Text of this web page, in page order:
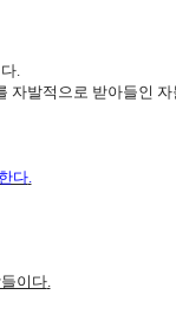
.
자발적으로 받아들인 자
다.
이다.